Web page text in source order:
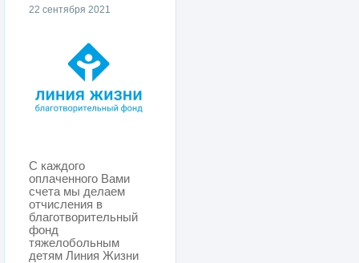
22 сентября 2021
С каждого
оплаченного Вами
счета мы делаем
отчисления в
благотворительный
фонд
тяжелобольным
детям Линия Жизни